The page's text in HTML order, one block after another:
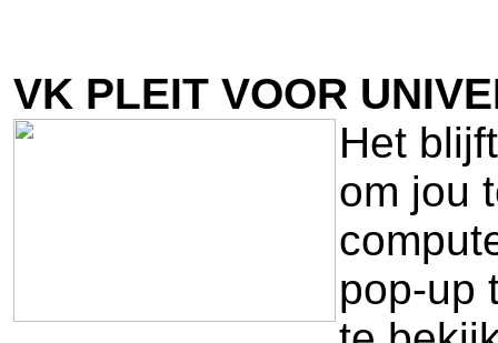
VK PLEIT VOOR
Het
om jou
pop-up